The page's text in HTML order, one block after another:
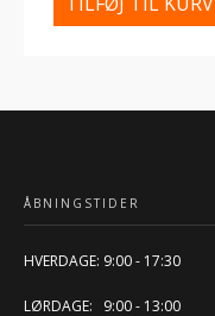
ÅBNINGSTIDER
HVERDAGE: 9:00 - 17:30
LØRDAGE: 9:00 - 13:00